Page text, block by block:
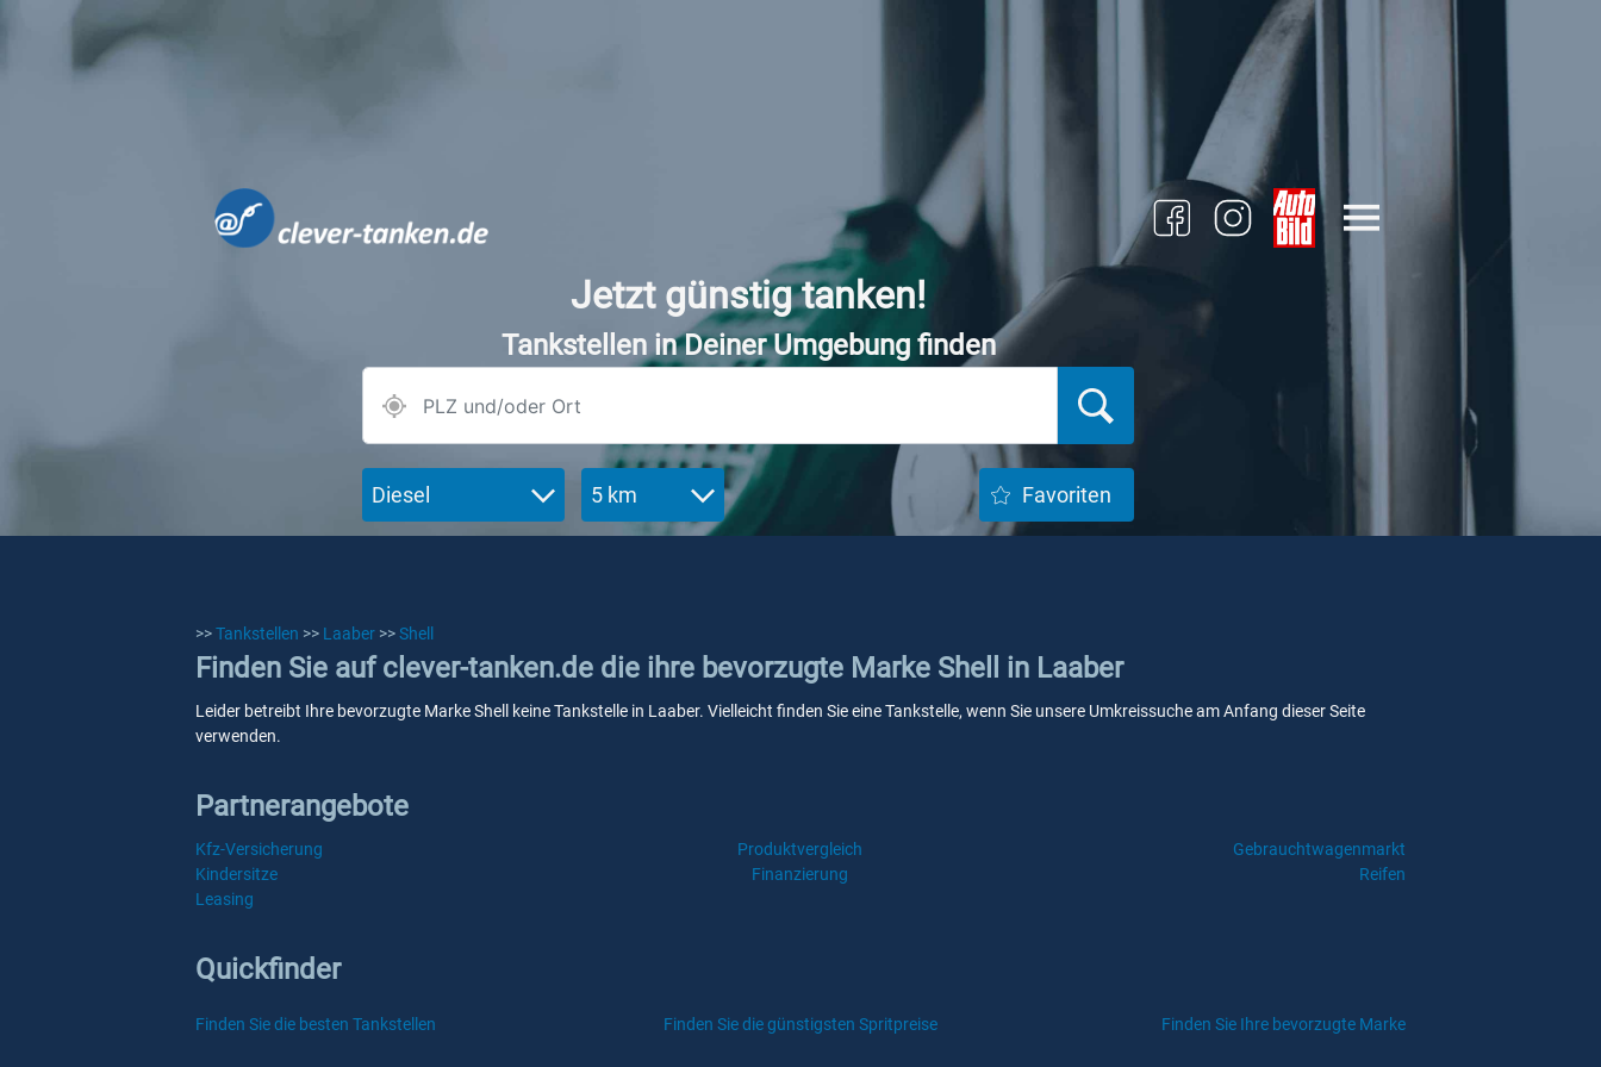
Jetzt günstig tanken!
Tankstellen in Deiner Umgebung finden
Diesel 5 km Favoriten
>>Tankstellen >> Laaber >>Shell
Finden Sie auf clever-tanken.de die ihre bevorzugte Marke Shell in Laaber
Leider betreibt Ihre bevorzugte Marke Shell keine Tankstelle in Laaber. Vielleicht finden Sie eine Tankstelle, wenn Sie unsere Umkreissuche am Anfang dieser Seite
verwenden.
Partnerangebote
Kfz-Versicherung Produktvergleich
Gebrauchtwagenmarkt
Kindersitze
Finanzierung
Reifen
Leasing
Quickfinder
Finden Sie die besten Tankstellen Finden Sie die günstigsten Spritpreise Finden Sie Ihre bevorzugte Marke